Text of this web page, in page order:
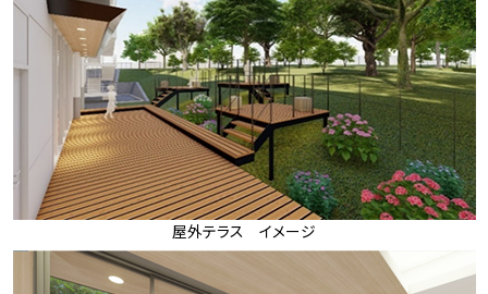
屋外テラス イメージ